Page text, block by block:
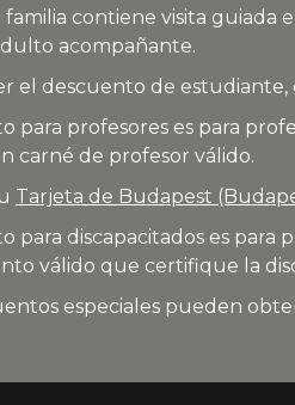
contiene visita guiada
acompañante.
el descuento de
para profesores es para
carné de profesor válido.
Tarjeta de Budapest
para discapacitados es para
válido que certifique la
especiales pueden